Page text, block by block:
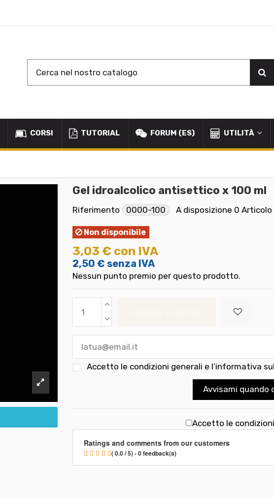
CORSI TUTORIAL FORUM (ES) UTILITÀ
Gel idroalcolico antisettico x 100 ml
Riferimento 0000-100 A disposizione 0 Articolo
Non disponibile
3,03 € con IVA
2,50 € senza IVA
Nessun punto premio per questo prodotto.
Accetto le condizioni generali e l’informativa
Avvisami quando
Accetto le
Ratings and comments from our customers
( 0.0 / 5) - 0 feedback(s)